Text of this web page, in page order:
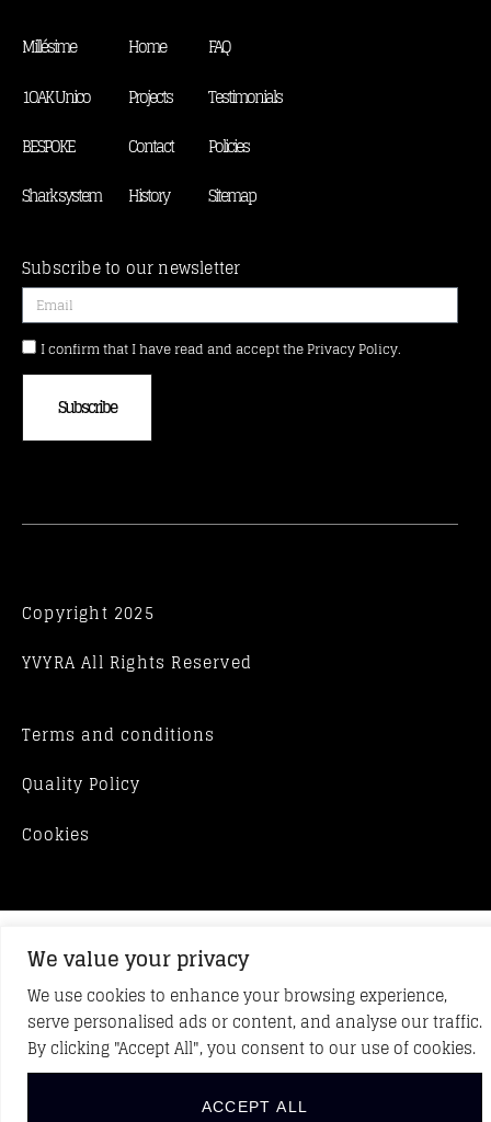
We value your privacy
We use cookies to enhance your browsing experience,
serve personalised ads or content, and analyse our traffic.
By clicking "Accept All", you consent to our use of cookies.
ACCEPT ALL
Millésime
1OAK Unico
BESPOKE
Shark system
Home
Projects
Contact
History
FAQ
Testimonials
Policies
Sitemap
Subscribe to our newsletter
I confirm that I have read and accept the Privacy Policy.
Subscribe
Copyright 2025
YVYRA All Rights Reserved
Terms and conditions
Quality Policy
Cookies